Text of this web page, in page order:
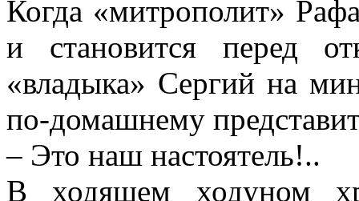
Когда «митрополит»
и становится перед
«владыка» Сергий на
по-домашнему
– Это наш настоятель!..
В ходящем ходуном